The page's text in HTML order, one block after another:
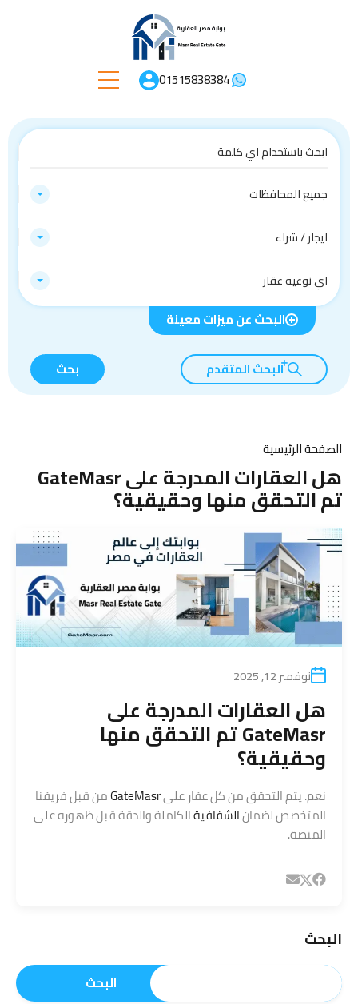
01515838384
جميع المحافظات
ايجار / شراء
اي نوعيه عقار
البحث عن ميزات معينة
البحث المتقدم بحث
الصفحة الرئيسية
هل العقارات المدرجة على GateMasr
تم التحقق منها وحقيقية؟
نوفمبر 12, 2025
هل العقارات المدرجة على
GateMasr تم التحقق منها
وحقيقية؟
نعم. يتم التحقق من كل عقار علىGateMasrمن قبل فريقنا
المتخصص لضمانالشفافيةالكاملة والدقة قبل ظهوره على
المنصة.
البحث
البحث